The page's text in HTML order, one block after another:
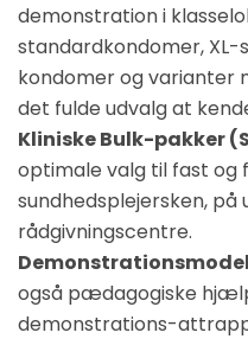
demonstration i
standardkondomer,
kondomer og varianter
det fulde udvalg at
Kliniske Bulk-pakker
optimale valg til fast og
sundhedsplejersken, på
rådgivningscentre.
også pædagogiske
demonstrations-